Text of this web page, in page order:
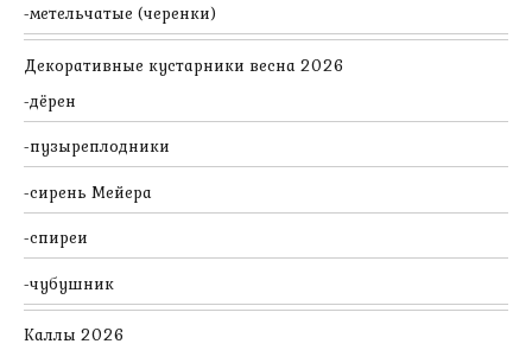
метельчатые (черенки)
Декоративные кустарники весна 2026
дёрен
пузыреплодники
сирень Мейера
спиреи
чубушник
Каллы 2026